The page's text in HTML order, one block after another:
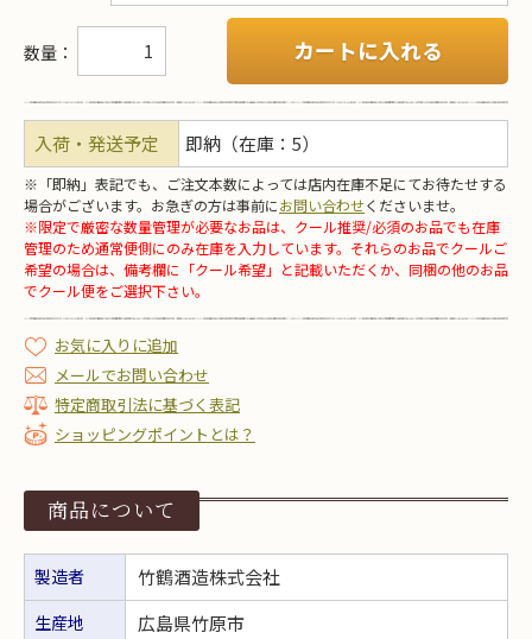
数量： カートに入れる
入荷・発送予定 即納（在庫：5）
※「即納」表記でも、ご注文本数によっては店内在庫不足にてお待たせする
場合がございます。お急ぎの方は事前にお問い合わせくださいませ。
※限定で厳密な数量管理が必要なお品は、クール推奨/必須のお品でも在庫
管理のため通常便側にのみ在庫を入力しています。それらのお品でクールご
希望の場合は、備考欄に「クール希望」と記載いただくか、同梱の他のお品
でクール便をご選択下さい。
お気に入りに追加
メールでお問い合わせ
特定商取引法に基づく表記
ショッピングポイントとは？
商品について
製造者 竹鶴酒造株式会社
生産地 広島県竹原市